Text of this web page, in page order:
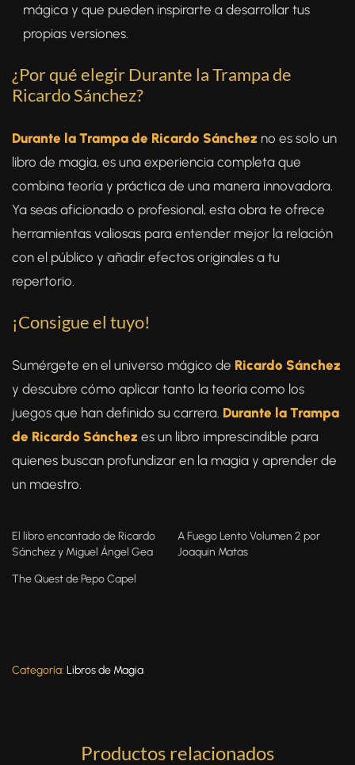
mágica y que pueden inspirarte a desarrollar tus
propias versiones.
¿Por qué elegir Durante la Trampa de
Ricardo Sánchez?
Durante la Trampa de Ricardo Sánchez no es solo un
libro de magia, es una experiencia completa que
combina teoría y práctica de una manera innovadora.
Ya seas aficionado o profesional, esta obra te ofrece
herramientas valiosas para entender mejor la relación
con el público y añadir efectos originales a tu
repertorio.
¡Consigue el tuyo!
Sumérgete en el universo mágico de Ricardo Sánchez
y descubre cómo aplicar tanto la teoría como los
juegos que han definido su carrera. Durante la Trampa
de Ricardo Sánchez es un libro imprescindible para
quienes buscan profundizar en la magia y aprender de
un maestro.
El libro encantado de Ricardo
Sánchez y Miguel Ángel Gea
A Fuego Lento Volumen 2 por
Joaquin Matas
The Quest de Pepo Capel
Categoría: Libros de Magia
Productos relacionados